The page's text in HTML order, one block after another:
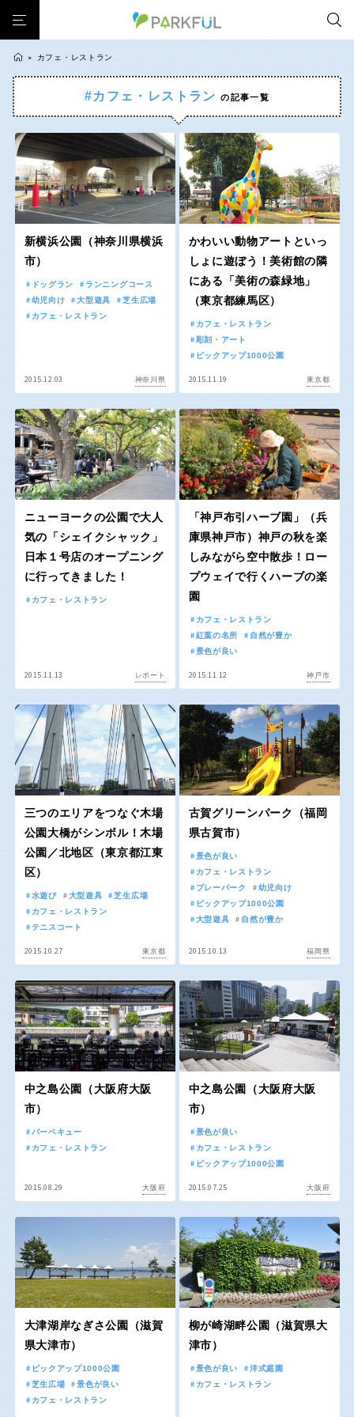
自然が豊か 梅・桜の名所 景色が良い 水遊び
テニスコート 野球場 紅葉の名所 バーベキュー
カフェ・レストラン ランニングコース サッカー・フットサル
動物園・ふれあい 歴史・文化財 日本庭園 紅葉の美しい公園
さくら名所100公園 屋内遊び場 アスレチックコース
バスケットボール 桜・梅の名所 コトブキ事例
洋式庭園 ドッグラン ローラー滑り台 植物園 夜景スポット
Pickup 花の名所
花菖蒲
ライトアップ イルミネーション
健康遊具 スケートパーク
地域で探す
北海道 青森
岩手 宮城
山形
福島
関東
茨城 栃木
群馬 埼玉
千葉 東京
神奈川
石川 福井
岐阜
愛知
三重 滋賀
京都 大阪
中国・四国
鳥取 島根
岡山 広島
山口 徳島
幼児向け
自然が豊か 梅・桜の名所
景色が良い 水遊び
テニスコート 野球場
カフェ・レストラン ランニングコース
サッカー・フットサル 動物園・ふれあい
歴史・文化財 日本庭園
さくら名所100公園
アスレチックコース
桜・梅の名所 コトブキ事例
洋式庭園 ドッグラン
ローラー滑り台 植物園
夜景スポット Pickup
花の名所 プレーパーク
美術館 公園グルメ
インクルーシブパーク 屋根付き遊び場
花菖蒲 キャンプ場
バスケットゴール
イルミネーション
イベント 交通公園
スケートパーク
地域で探す
> カフェ・レストラン
#カフェ・レストランの記事一覧
新横浜公園（神奈川県横浜
市）
ドッグラン
ランニングコース
幼児向け
大型遊具
芝生広場
カフェ・レストラン
2015.12.03 神奈川県
かわいい動物アートといっ
しょに遊ぼう！美術館の隣
にある「美術の森緑地」
（東京都練馬区）
カフェ・レストラン
彫刻・アート
ピックアップ1000公園
2015.11.19 東京都
ニューヨークの公園で大人
気の「シェイクシャック」
日本１号店のオープニング
に行ってきました！
カフェ・レストラン
2015.11.13 レポート
「神戸布引ハーブ園」（兵
庫県神戸市）神戸の秋を楽
しみながら空中散歩！ロー
プウェイで行くハーブの楽
園
カフェ・レストラン
紅葉の名所
自然が豊か
景色が良い
2015.11.12 神戸市
三つのエリアをつなぐ木場
公園大橋がシンボル！木場
公園／北地区（東京都江東
区）
水遊び 大型遊具
芝生広場
カフェ・レストラン
テニスコート
2015.10.27 東京都
古賀グリーンパーク（福岡
県古賀市）
景色が良い
カフェ・レストラン
プレーパーク
幼児向け
ピックアップ1000公園
大型遊具
自然が豊か
2015.10.13 福岡県
中之島公園（大阪府大阪
市）
バーベキュー
カフェ・レストラン
2015.08.29 大阪府
中之島公園（大阪府大阪
市）
景色が良い
カフェ・レストラン
ピックアップ1000公園
2015.07.25 大阪府
大津湖岸なぎさ公園（滋賀
県大津市）
ピックアップ1000公園
芝生広場
景色が良い
カフェ・レストラン
柳が崎湖畔公園（滋賀県大
津市）
景色が良い
洋式庭園
カフェ・レストラン